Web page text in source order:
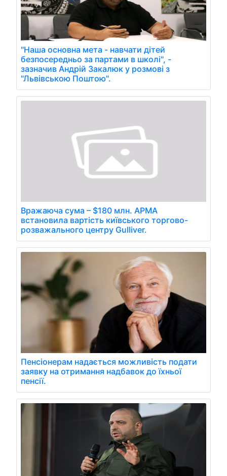
"Наша основна мета - навчати дітей
безпосередньо за партами в школі", -
зазначив Андрій Закалюк у розмові з
"Львівською Поштою".
Вражаюча сума – $180 млн. АРМА
встановила вартість київського торгово-
розважального центру Gulliver.
Пенсіонерам надається можливість подати
заявку на отримання надбавок до їхньої
пенсії.